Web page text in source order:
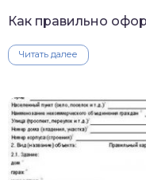
Как правильно
Читать далее